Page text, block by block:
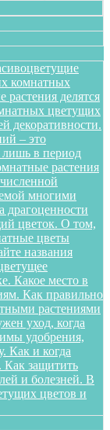
комнатных
делятся
цветущих
декоративности.
– это
лишь в период
растения
многими
драгоценности
цветок. О том,
цветы
названия
Какое место в
Как правильно
растениями
уход, когда
удобрения,
Как и когда
Как защитить
и болезней. В
цветов и